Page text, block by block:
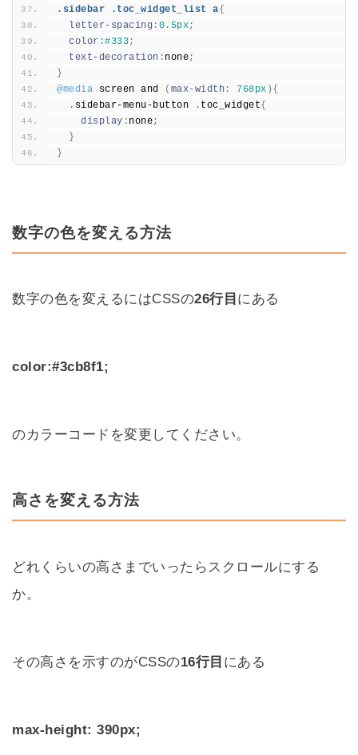
.sidebar .toc_widget_list a{
letter-spacing : 0. 5px;
color :#333;
text-decoration : none;
}
@media screen and ( max-width : 768px ) {
. sidebar-menu-button . toc_widget{
display : none;
}
}
数字の色を変える方法
数字の色を変えるにはCSSの26行目 にある
color:#3cb8f1;
のカラーコードを変更してください。
高さを変える方法
どれくらいの高さまでいったらスクロールにする
か。
その高さを示すのがCSSの16行目 にある
max-height: 390px;